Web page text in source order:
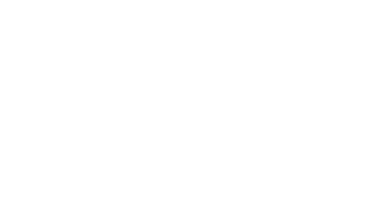
actividades para imprimir, las